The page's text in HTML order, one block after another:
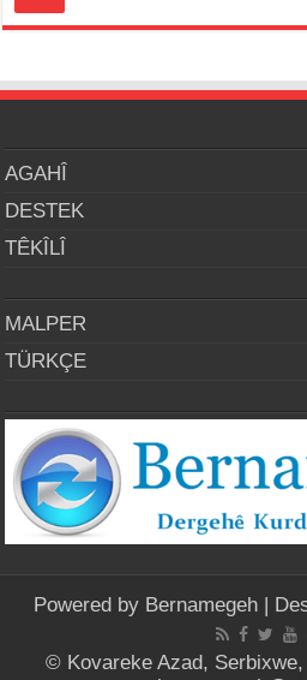
AGAHÎ
DESTEK
TÊKÎLÎ
MALPER
TÜRKÇE
Powered by Bernamegeh|
© Kovareke Azad,